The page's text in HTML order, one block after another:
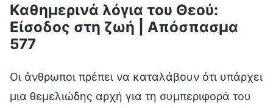
Καθημερινά λόγια του Θεού:
Είσοδος στη ζωή | Απόσπασμα
577
Οι άνθρωποι πρέπει να καταλάβουν ότι υπάρχει
μια θεμελιώδης αρχή για τη συμπεριφορά του